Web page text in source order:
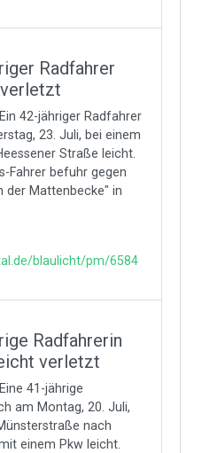
Radfahrer
42-jähriger Radfahrer
23. Juli, bei einem
Straße leicht.
Fahrer befuhr gegen
der Mattenbecke" in
blaulicht/pm/6584
Radfahrerin
verletzt
41-jährige
am Montag, 20. Juli,
nach
einem Pkw leicht.